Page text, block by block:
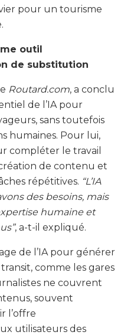
pour un tourisme
outil
de substitution
Routard.com, a conclu
de l’IA pour
sans toutefois
humaines. Pour lui,
compléter le travail
de contenu et
répétitives. “L’IA
des besoins, mais
humaine et
, a-t-il expliqué.
de l’IA pour générer
comme les gares
ne couvrent
souvent
l’offre
utilisateurs des